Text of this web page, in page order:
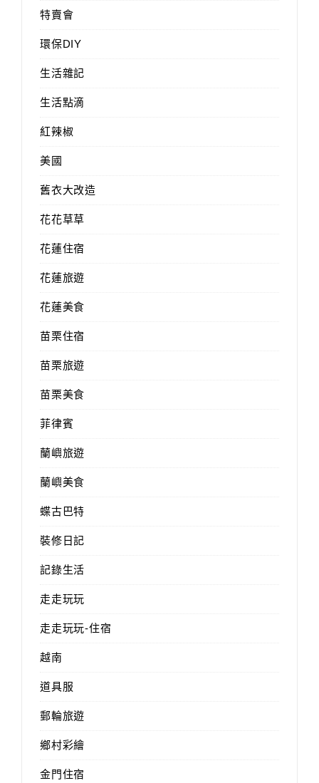
特賣會
環保DIY
生活雜記
生活點滴
紅辣椒
美國
舊衣大改造
花花草草
花蓮住宿
花蓮旅遊
花蓮美食
苗栗住宿
苗栗旅遊
苗栗美食
菲律賓
蘭嶼旅遊
蘭嶼美食
蝶古巴特
裝修日記
記錄生活
走走玩玩
走走玩玩-住宿
越南
道具服
郵輪旅遊
鄉村彩繪
金門住宿